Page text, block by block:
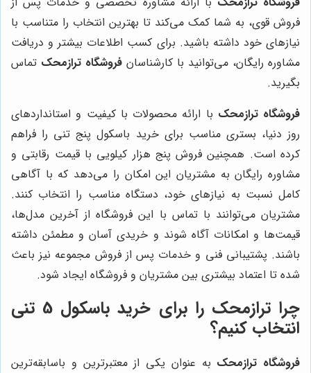
فروش قوی، به شما کمک می‌کند تا بهترین انتخاب را متناسب با
نیازهای خود داشته باشید. برای کسب اطلاعات بیشتر و دریافت
مشاوره رایگان، می‌توانید با کارشناسان فروشگاه ترازمحک تماس
بگیرید.
فروشگاه ترازمحک با ارائه محصولات با کیفیت و استانداردهای
روز دنیا، بستری مناسب برای خرید باسکول پنج تنی را فراهم
کرده است. همچنین فروش پنج هزار کیلویی با قیمت رقابتی و
مشاوره رایگان به مشتریان این امکان را می‌دهد که با آگاهی
کامل نسبت به نیازهای خود، دستگاه مناسب را انتخاب کنند.
مشتریان می‌توانند با تماس با این فروشگاه از آخرین مدل‌ها،
قیمت‌ها و امکانات آگاه شوند و خریدی آسان و مطمئن داشته
باشند. پشتیبانی فنی و خدمات پس از فروش مجموعه نیز باعث
شده تا اعتماد بیشتری بین مشتریان و فروشگاه ایجاد شود.
چرا ترازمحک را برای خرید باسکول 5 تنی
انتخاب کنیم؟
فروشگاه ترازمحک به عنوان یکی از معتبرترین و باسابقه‌ترین